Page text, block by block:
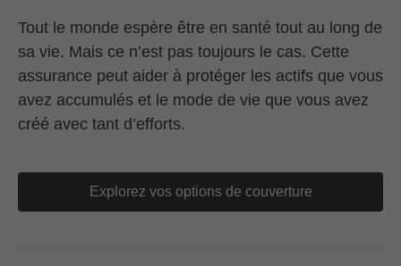
Tout le monde espère être en santé tout au long de
sa vie. Mais ce n’est pas toujours le cas. Cette
assurance peut aider à protéger les actifs que vous
avez accumulés et le mode de vie que vous avez
créé avec tant d’efforts.
Explorez vos options de couverture